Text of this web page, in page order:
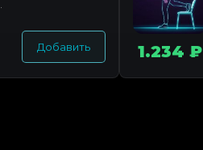
Добавить 1.234 ₽